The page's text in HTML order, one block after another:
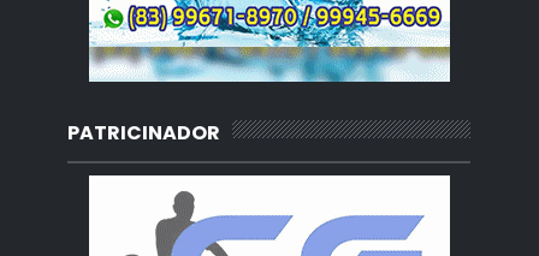
PATRICINADOR